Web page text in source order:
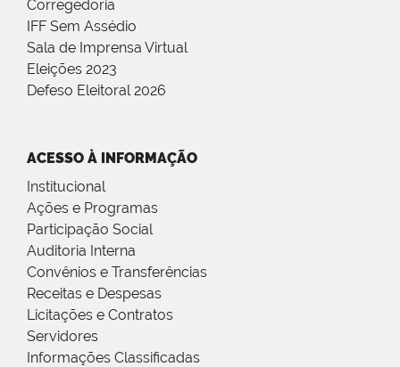
Corregedoria
IFF Sem Assédio
Sala de Imprensa Virtual
Eleições 2023
Defeso Eleitoral 2026
ACESSO À INFORMAÇÃO
Institucional
Ações e Programas
Participação Social
Auditoria Interna
Convênios e Transferências
Receitas e Despesas
Licitações e Contratos
Servidores
Informações Classificadas